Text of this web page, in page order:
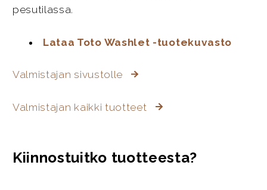
pesutilassa.
Lataa Toto Washlet -tuotekuvasto
Valmistajan sivustolle
Valmistajan kaikki tuotteet
Kiinnostuitko tuotteesta?